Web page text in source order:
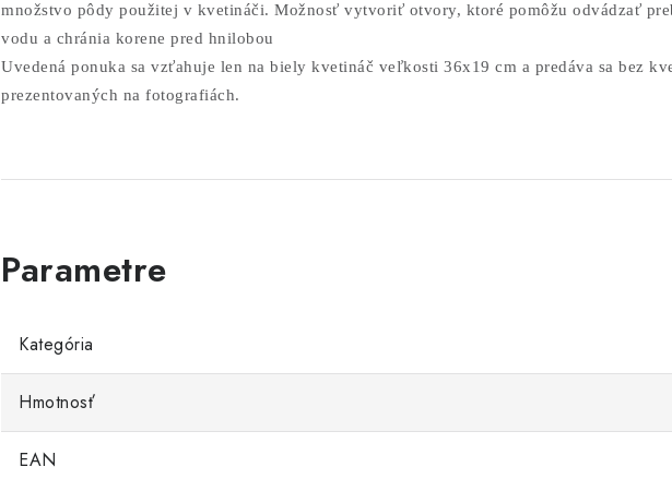
množstvo pôdy použitej v kvetináči. Možnosť vytvoriť otvory, ktoré pomôžu odvádzať
vodu a chránia korene pred hnilobou
Uvedená ponuka sa vzťahuje len na biely kvetináč veľkosti 36x19 cm a predáva sa bez
prezentovaných na fotografiách.
Kategória
Hmotnosť
EAN